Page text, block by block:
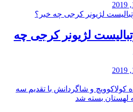
لژیونر کرجی چه